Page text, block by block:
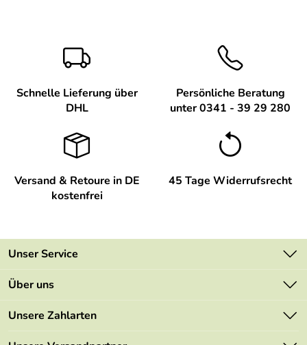
Schnelle Lieferung über
DHL
Persönliche Beratung
unter 0341 - 39 29 280
Versand & Retoure in DE
kostenfrei
45 Tage Widerrufsrecht
Unser Service
Kontakt
Retourenportal
Über uns
Unsere Bestseller
Unsere Zahlarten